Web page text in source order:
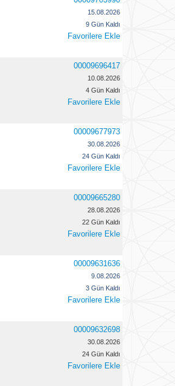
15.08.2026
9 Gün Kaldı
Favorilere Ekle
00009696417
10.08.2026
4 Gün Kaldı
Favorilere Ekle
00009677973
30.08.2026
24 Gün Kaldı
Favorilere Ekle
00009665280
28.08.2026
22 Gün Kaldı
Favorilere Ekle
00009631636
9.08.2026
3 Gün Kaldı
Favorilere Ekle
00009632698
30.08.2026
24 Gün Kaldı
Favorilere Ekle